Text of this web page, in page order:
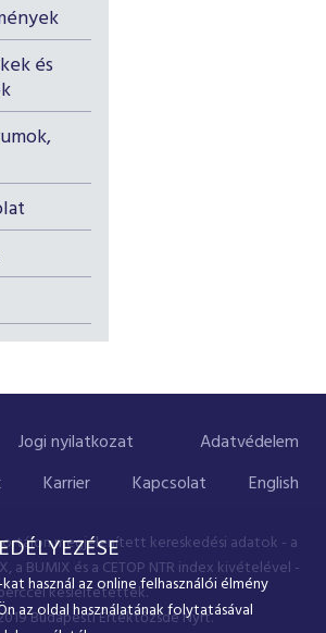
és
Jogi nyilatkozat
Adatvédelem
Karrier Kapcsolat English
megjelenített kereskedési adatok - a
a BUMIX és a CETOP NTR index kivételével -
késleltetettek.
Budapesti Értéktőzsde Nyrt.
használ az online felhasználói élmény
az oldal használatának folytatásával